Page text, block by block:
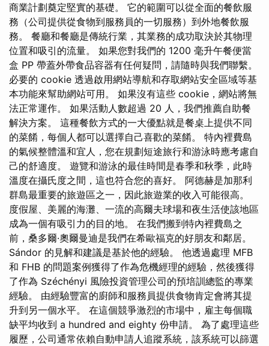
商業計劃奠定堅實的基礎。 它的範圍可以從全面的餐飲服
務（公司提供從食物到服務員的一切服務）到外地餐飲服
務。 餐廳和餐廳是傳統行業，其業務的成功取決於其物理
位置和吸引的流量。 如果您對我們的 1200 毫升午餐便當
盒 PP 帶蓋外帶食品容器有任何疑問，請隨時與我們聯繫。
必要的 cookie 透過啟用網站導航和存取網站安全區域等基
本功能來幫助網站可用。 如果沒有這些 cookie，網站將無
法正常運作。 如果活動人數超過 20 人，我們推薦自助餐
解決方案。 這種餐飲方式的一大優點就是餐桌上提供不同
的菜餚，每個人都可以選擇自己喜歡的菜餚。 特內裡費島
的氣候整體溫和宜人，您在規劃短途旅行和游泳時應考慮自
己的舒適度。 遊覽和游泳的最佳時間是春季和秋季，此時
溫度在攝氏度之間，這也符合您的喜好。 阿德赫是加那利
群島最重要的旅遊區之一，因此旅遊業的收入可能很高。
度假屋、美麗的海灘、一流的高爾夫球場和夜生活使該地區
成為一個有吸引力的目的地。 在我們搬到特內裡費島之
前，桑多爾·奧爾曼迪是我們在希歐福克的好朋友和鄰居。
Sándor 的見解和建議是基於他的經驗。 他透過處理 MFB
和 FHB 的問題案例獲得了作為危機經理的經驗，然後獲得
了作為 Széchényi 風險投資管理公司的預培訓總監的專業
經驗。 由經驗豐富的廚師和服務員提供食物肯定會將其提
升到另一個水平。 在這個競爭激烈的市場中，雇主每個職
缺平均收到 a hundred and eighty 份申請。 為了處理這些
履歷，公司通常依賴自動申請人追蹤系統，該系統可以篩選